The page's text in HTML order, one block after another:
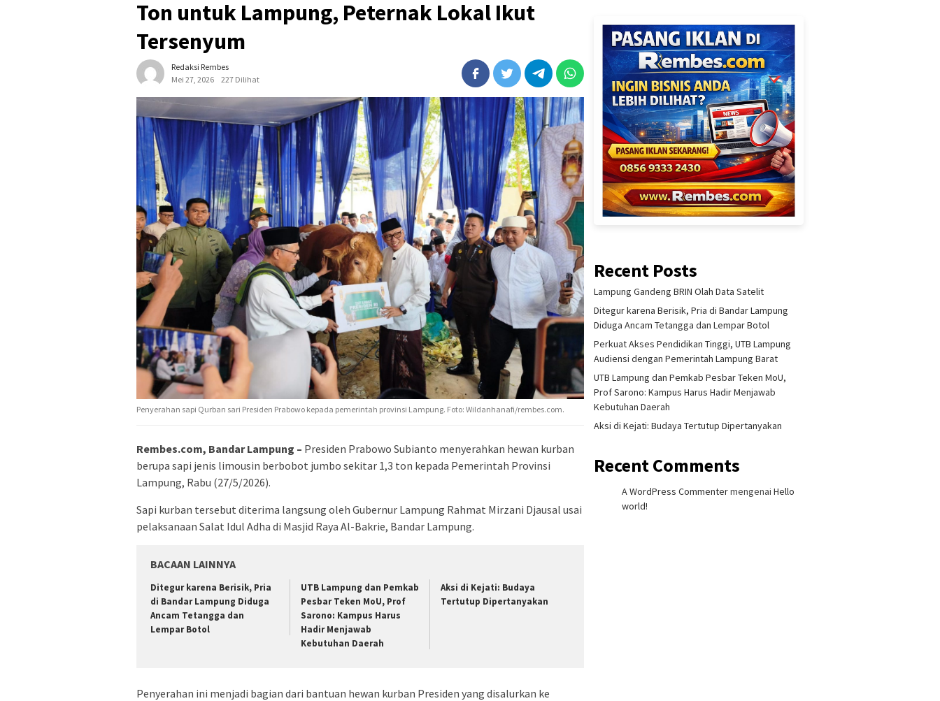
Ton untuk Lampung, Peternak Lokal Ikut
Tersenyum
Redaksi Rembes
Mei 27, 2026
227 Dilihat
Penyerahan sapi Qurban sari Presiden Prabowo kepada pemerintah provinsi Lampung. Foto: Wildanhanafi/rembes.com.
Rembes.com, Bandar Lampung – Presiden Prabowo Subianto menyerahkan hewan kurban
berupa sapi jenis limousin berbobot jumbo sekitar 1,3 ton kepada Pemerintah Provinsi
Lampung, Rabu (27/5/2026).
Sapi kurban tersebut diterima langsung oleh Gubernur Lampung Rahmat Mirzani Djausal usai
pelaksanaan Salat Idul Adha di Masjid Raya Al-Bakrie, Bandar Lampung.
BACAAN LAINNYA
Ditegur karena Berisik, Pria
di Bandar Lampung Diduga
Ancam Tetangga dan
Lempar Botol
UTB Lampung dan Pemkab
Pesbar Teken MoU, Prof
Sarono: Kampus Harus
Hadir Menjawab
Kebutuhan Daerah
Aksi di Kejati: Budaya
Tertutup Dipertanyakan
Penyerahan ini menjadi bagian dari bantuan hewan kurban Presiden yang disalurkan ke
Recent Posts
Lampung Gandeng BRIN Olah Data Satelit
Ditegur karena Berisik, Pria di Bandar Lampung
Diduga Ancam Tetangga dan Lempar Botol
Perkuat Akses Pendidikan Tinggi, UTB Lampung
Audiensi dengan Pemerintah Lampung Barat
UTB Lampung dan Pemkab Pesbar Teken MoU,
Prof Sarono: Kampus Harus Hadir Menjawab
Kebutuhan Daerah
Aksi di Kejati: Budaya Tertutup Dipertanyakan
Recent Comments
A WordPress CommentermengenaiHello
world!